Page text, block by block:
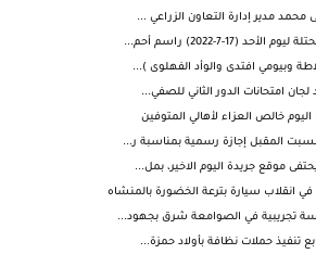
محمد مدير إدارة التعاون الزراعي ...
(17-7-2022) راسم أحم...
وبيومي افتدى والوأد الفهلوى )...
امتحانات الدور الثاني للصفي...
خالص العزاء لأهالي المتوفين
المقبل إجازة رسمية بمناسبة ر...
موقع جريدة اليوم الاخير، بمل...
تجريبية في الصوامعة شرق بجهود...
تنفيذ حملات نظافة بأولاد حمزة...